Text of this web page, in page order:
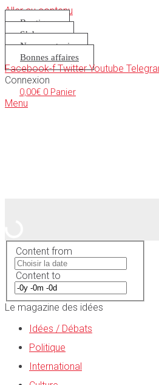
Aller au contenu
Boutique
S’abonner
Nous soutenir
Bonnes affaires
Facebook-f Twitter Youtube
Connexion
0,00€ 0 Panier
Menu
Content from
Content to
Le magazine des idées
Idées / Débats
Politique
International